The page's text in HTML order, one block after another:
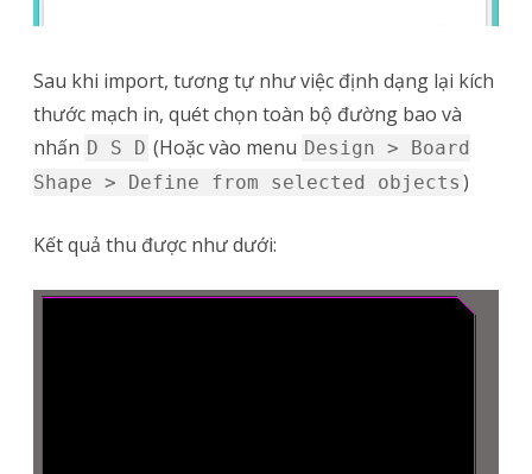
Sau khi import, tương tự như việc định dạng lại kích
thước mạch in, quét chọn toàn bộ đường bao và
nhấn D S D (Hoặc vào menu Design > Board
Shape > Define from selected objects )
Kết quả thu được như dưới: